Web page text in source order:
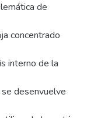
de
concentrado
interno de la
desenvuelve